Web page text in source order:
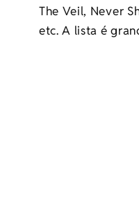
The Veil, Never
etc. A lista é